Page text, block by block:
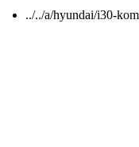
../../a/hyundai/i30-